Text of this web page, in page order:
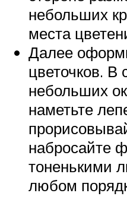
небольших
места
Далее
цветочков. В
небольших
наметьте
набросайте
тоненькими
любом